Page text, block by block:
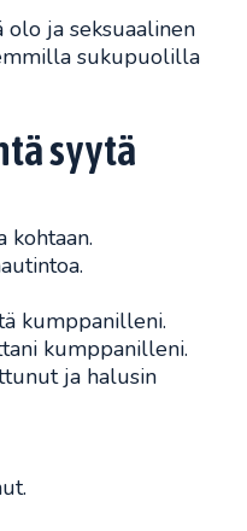
olo ja seksuaalinen
sukupuolilla
syytä
kohtaan.
kumppanilleni.
kumppanilleni.
ja halusin